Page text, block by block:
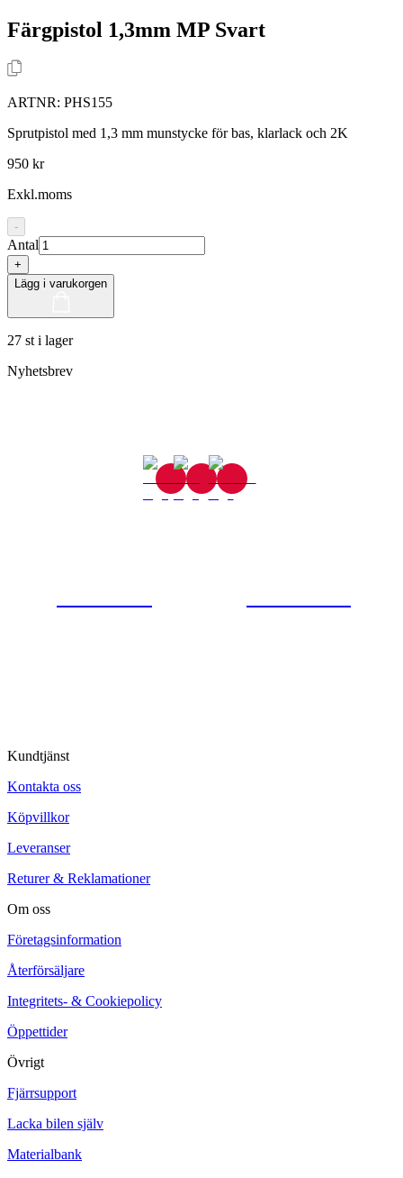
Färgpistol 1,3mm MP Svart
ARTNR: PHS155
Sprutpistol med 1,3 mm munstycke för bas, klarlack och 2K
950 kr
Exkl.moms
-
Antal
+
Lägg i varukorgen
27 st i lager
Nyhetsbrev
Kundtjänst
Kontakta oss
Köpvillkor
Leveranser
Returer & Reklamationer
Om oss
Företagsinformation
Återförsäljare
Integritets- & Cookiepolicy
Öppettider
Övrigt
Fjärrsupport
Lacka bilen själv
Materialbank